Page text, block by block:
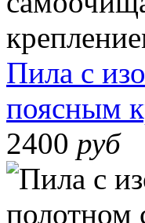
Пила с
поясным
2400 руб